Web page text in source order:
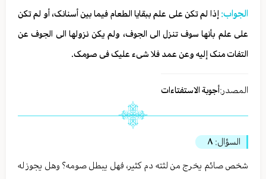
الجواب: إذا لم تکن علی علم ببقایا الطعام فیما بین أسنانک، أو لم تکن
علی علم بأنها سوف تنزل الی الجوف، ولم یکن نزولها الی الجوف عن
التفات منک إلیه وعن عمد فلا شیء علیک فی صومک.
المصدر:أجوبة الاستفتاءات
السؤال: ٨
شخص صائم یخرج من لثته دم کثیر، فهل یبطل صومه؟ وهل یجوز له